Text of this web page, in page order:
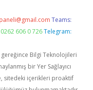
Teams:
606 0 726 Telegram:
gereğince Bilgi Teknolojileri
bir Yer Sağlayıcı
sitedeki içerikleri proaktif